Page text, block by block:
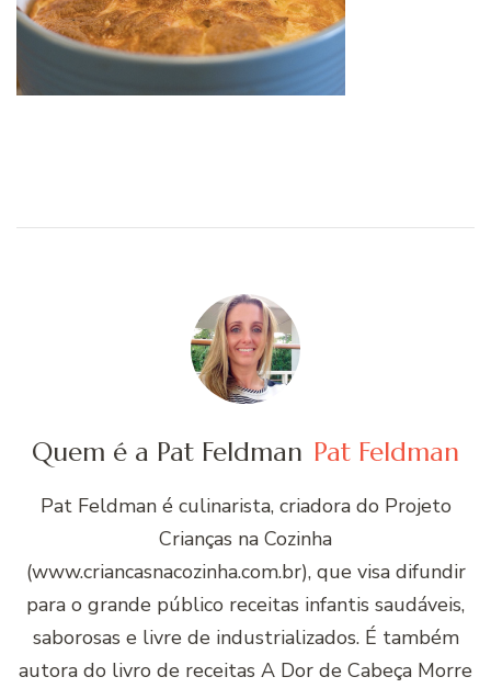
Quem é a Pat Feldman Pat Feldman
Pat Feldman é culinarista, criadora do Projeto
Crianças na Cozinha
(www.criancasnacozinha.com.br), que visa difundir
para o grande público receitas infantis saudáveis,
saborosas e livre de industrializados. É também
autora do livro de receitas A Dor de Cabeça Morre